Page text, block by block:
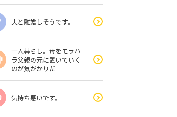
夫と離婚しそうです。
一人暮らし。母をモラハ
ラ父親の元に置いていく
のが気がかりだ
気持ち悪いです。